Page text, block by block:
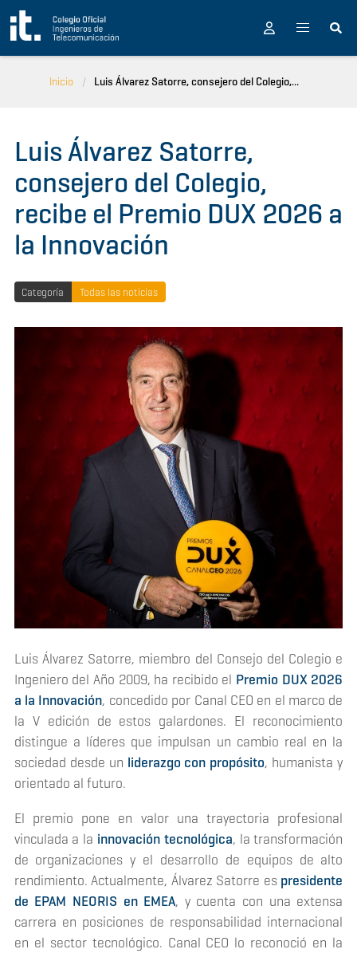
Pasar al contenido principal
Inicio Luis Álvarez Satorre, consejero del Colegio,...
Luis Álvarez Satorre,
consejero del Colegio,
recibe el Premio DUX 2026 a
la Innovación
Categoría Todas las noticias
Luis Álvarez Satorre, miembro del Consejo del Colegio e
Ingeniero del Año 2009, ha recibido el Premio DUX 2026
a la Innovación, concedido por Canal CEO en el marco de
la V edición de estos galardones. El reconocimiento
distingue a líderes que impulsan un cambio real en la
sociedad desde un liderazgo con propósito, humanista y
orientado al futuro.
El premio pone en valor una trayectoria profesional
vinculada a la innovación tecnológica, la transformación
de organizaciones y el desarrollo de equipos de alto
rendimiento. Actualmente, Álvarez Satorre es presidente
de EPAM NEORIS en EMEA, y cuenta con una extensa
carrera en posiciones de responsabilidad internacional
en el sector tecnológico. Canal CEO lo reconoció en la